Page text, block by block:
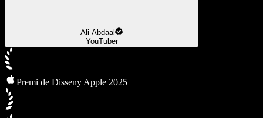
Ali Abdaal
YouTuber
Premi de Disseny Apple 2025